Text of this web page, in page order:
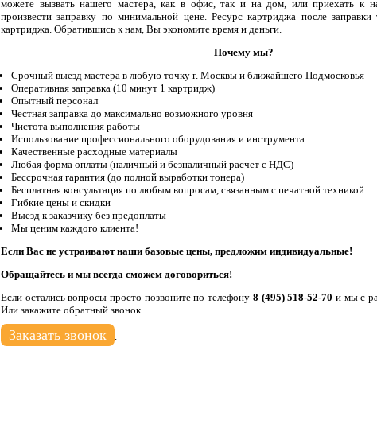
можете вызвать нашего мастера, как в офис, так и на дом, или приехать к
произвести заправку по минимальной цене. Ресурс картриджа после
картриджа. Обратившись к нам, Вы экономите время и деньги.
Почему мы?
Срочный выезд мастера в любую точку г. Москвы и ближайшего Подмосковья
Оперативная заправка (10 минут 1 картридж)
Опытный персонал
Честная заправка до максимально возможного уровня
Чистота выполнения работы
Использование профессионального оборудования и инструмента
Качественные расходные материалы
Любая форма оплаты (наличный и безналичный расчет с НДС)
Бессрочная гарантия (до полной выработки тонера)
Бесплатная консультация по любым вопросам, связанным с печатной техникой
Гибкие цены и скидки
Выезд к заказчику без предоплаты
Мы ценим каждого клиента!
Если Вас не устраивают наши базовые цены, предложим индивидуальные!
Обращайтесь и мы всегда сможем договориться!
Если остались вопросы просто позвоните по телефону 8 (495) 518-52-70 и мы с
Или закажите обратный звонок.
Заказать звонок .